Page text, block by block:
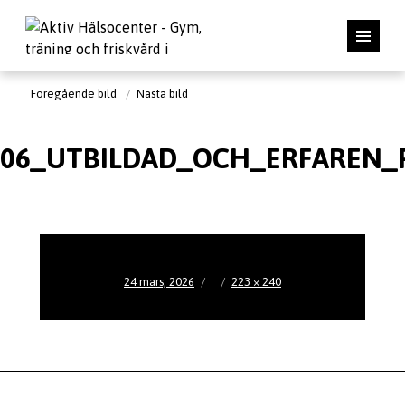
Föregående bild Nästa bild
Publicerat
24 mars, 2026
Full
223 × 240